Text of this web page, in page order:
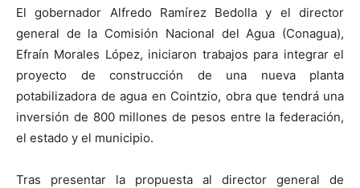
El gobernador Alfredo Ramírez Bedolla y el director
general de la Comisión Nacional del Agua (Conagua),
Efraín Morales López, iniciaron trabajos para integrar el
proyecto de construcción de una nueva planta
potabilizadora de agua en Cointzio, obra que tendrá una
inversión de 800 millones de pesos entre la federación,
el estado y el municipio.
Tras presentar la propuesta al director general de